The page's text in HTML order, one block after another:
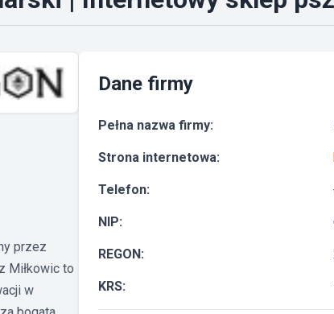
przez
Miłkowic to
w
Dane firmy
Pełna nazwa firmy:
Strona internetowa:
Telefon:
NIP:
REGON:
KRS: